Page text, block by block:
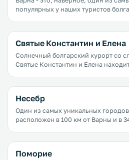
популярных у наших туристов
Святые Константин и Елена
Солнечный болгарский курорт со
Святые Константин и Елена
Несебр
Один из самых уникальных
расположен в 100 км от Варны и в
лет, старинные церкви, термальные
Поморие